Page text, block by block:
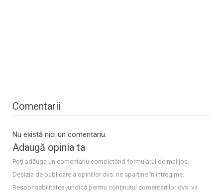
Comentarii
Nu există nici un comentariu.
Adaugă opinia ta
Poţi adăuga un comentariu completând formularul de mai jos.
Decizia de publicare a opiniilor dvs. ne aparţine în întregime.
Responsabilitatea juridică pentru conţinutul comentariilor dvs. va